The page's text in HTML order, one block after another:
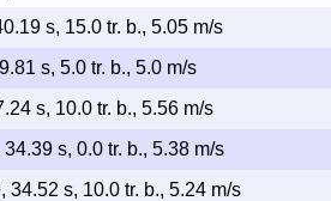
s, 15.0 tr. b., 5.05 m/s
s, 5.0 tr. b., 5.0 m/s
s, 10.0 tr. b., 5.56 m/s
34.39 s, 0.0 tr. b., 5.38 m/s
34.52 s, 10.0 tr. b., 5.24 m/s